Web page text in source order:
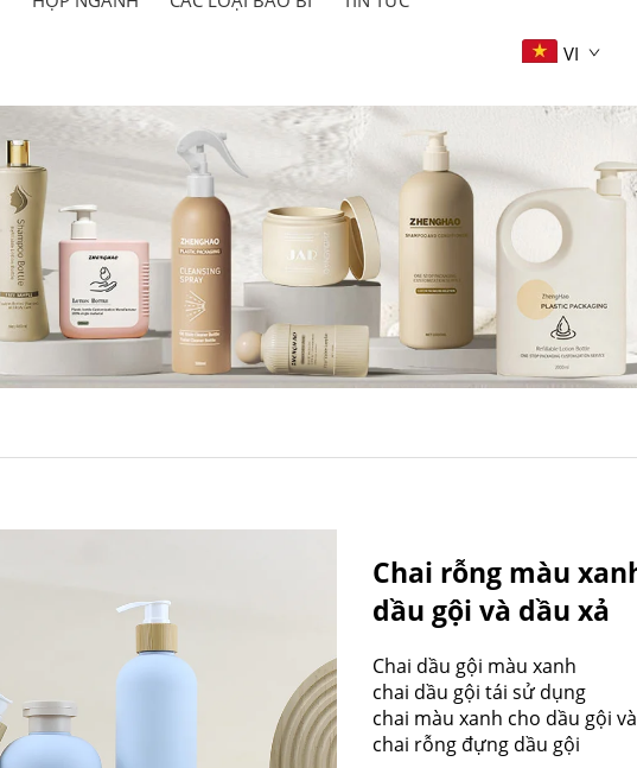
VI
Chai rỗng màu
dầu gội và dầu xả
Chai dầu gội màu xanh
chai dầu gội tái sử dụng
chai màu xanh cho dầu gội
chai rỗng đựng dầu gội